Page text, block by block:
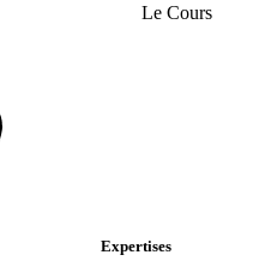
Le Cours
Expertises